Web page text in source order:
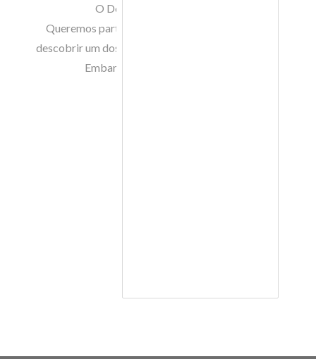
O Douro é a nossa paixão!
Queremos partilhá-la consigo. Vamos levá-lo a
descobrir um dos cenários mais bonitos do mundo.
Embarque connosco e relaxe…